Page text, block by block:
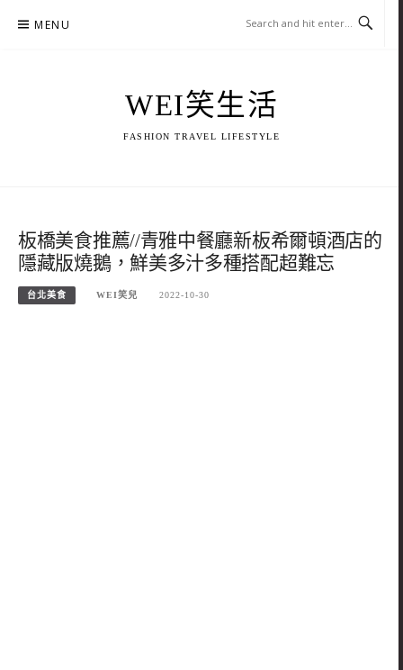
MENU
WEI笑生活
FASHION TRAVEL LIFESTYLE
板橋美食推薦//青雅中餐廳新板希爾頓酒店的
隱藏版燒鵝，鮮美多汁多種搭配超難忘
台北美食 WEI笑兒 2022-10-30